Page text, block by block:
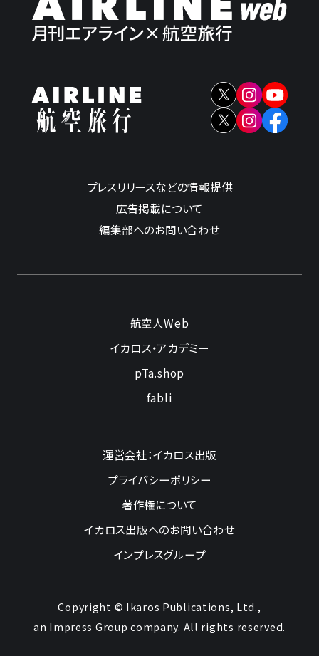
プレスリリースなどの情報提供
広告掲載について
編集部へのお問い合わせ
航空人Web
イカロス・アカデミー
pTa.shop
fabli
運営会社：イカロス出版
プライバシーポリシー
著作権について
イカロス出版へのお問い合わせ
インプレスグループ
Copyright © Ikaros Publications, Ltd.,
an Impress Group company. All rights reserved.